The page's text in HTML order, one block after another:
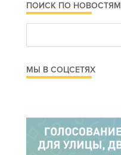
ПОИСК ПО НОВОСТЯМ
МЫ В СОЦСЕТЯХ